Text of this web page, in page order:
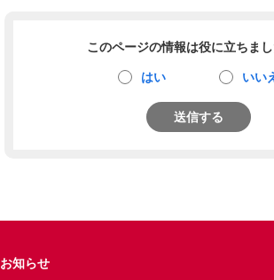
このページの情報は役に立ちまし
はい いい
送信する
お知らせ